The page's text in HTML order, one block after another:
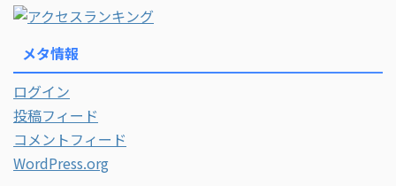
メタ情報
ログイン
投稿フィード
コメントフィード
WordPress.org